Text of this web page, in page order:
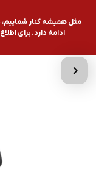
مثل همیشه کنار شماییم،
ادامه دارد. برای